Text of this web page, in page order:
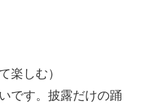
楽しむ）
です。披露だけの踊